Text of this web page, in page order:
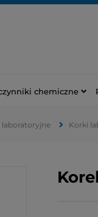
chemiczne
laboratoryjne Korki